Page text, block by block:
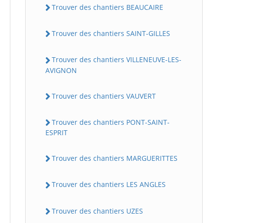
Trouver des chantiers BEAUCAIRE
Trouver des chantiers SAINT-GILLES
Trouver des chantiers VILLENEUVE-LES-
AVIGNON
Trouver des chantiers VAUVERT
Trouver des chantiers PONT-SAINT-
ESPRIT
Trouver des chantiers MARGUERITTES
Trouver des chantiers LES ANGLES
Trouver des chantiers UZES